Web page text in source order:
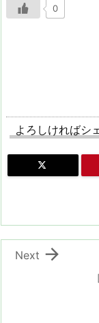
0
よろしければシ

Next